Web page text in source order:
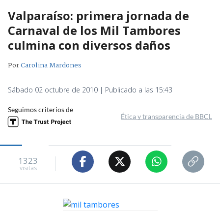
Valparaíso: primera jornada de
Carnaval de los Mil Tambores
culmina con diversos daños
PorCarolina Mardones
Sábado 02 octubre de 2010 | Publicado a las 15:43
Seguimos criterios de
Ética y transparencia de BBCL
1323
visitas